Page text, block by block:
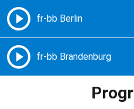
Freie Radios – Berlin